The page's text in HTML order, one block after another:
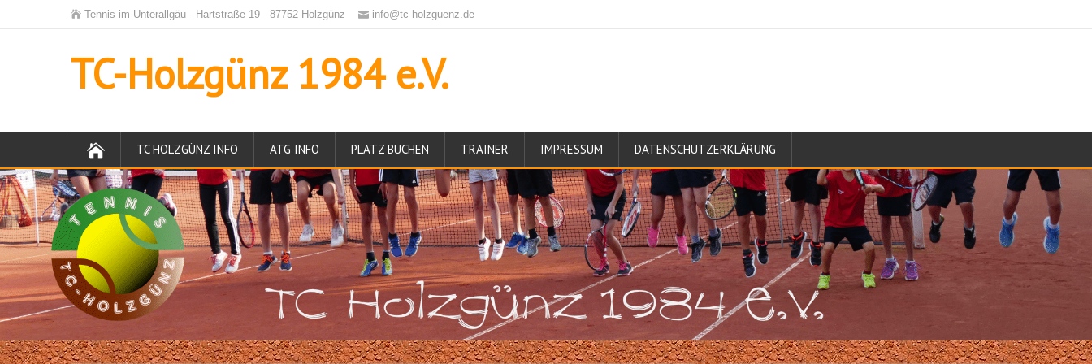
Tennis im Unterallgäu - Hartstraße 19 - 87752 Holzgünz info@tc-holzguenz.de
TC-Holzgünz 1984 e.V.
TC HOLZGÜNZ INFO ATG INFO PLATZ BUCHEN TRAINER IMPRESSUM DATENSCHUTZERKLÄRUNG